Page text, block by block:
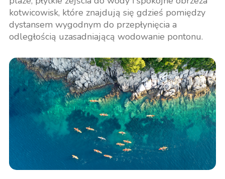
kotwicowisk, które znajdują się gdzieś pomiędzy
dystansem wygodnym do przepłynięcia a
odległością uzasadniającą wodowanie pontonu.